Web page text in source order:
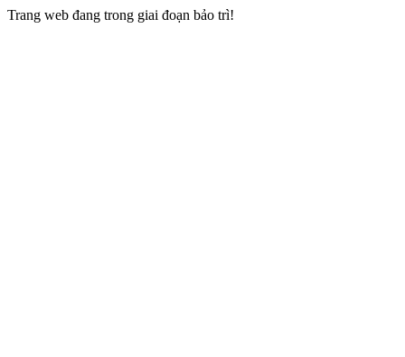
Trang web đang trong giai đoạn bảo trì!